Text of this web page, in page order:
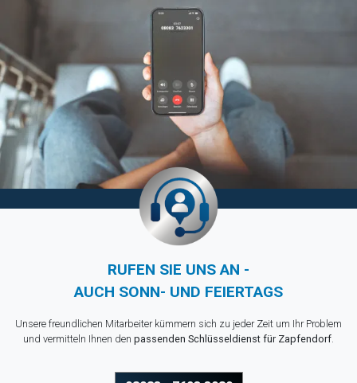
RUFEN SIE UNS AN -
AUCH SONN- UND FEIERTAGS
Unsere freundlichen Mitarbeiter kümmern sich zu jeder Zeit um Ihr Problem
und vermitteln Ihnen den passenden Schlüsseldienst für Zapfendorf.